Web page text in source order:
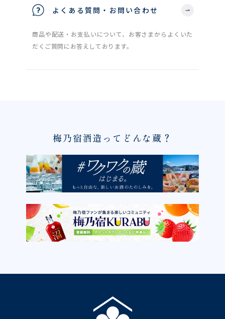
よくある質問・お問い合わせ
商品や配送・お支払いについて、お客さまからよくいた
だくご質問にお答えしております。
梅乃宿酒造ってどんな蔵？